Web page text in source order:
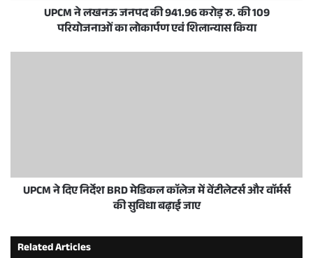
UPCM ने लखनऊ जनपद की 941.96 करोड़ रु. की 109
परियोजनाओं का लोकार्पण एवं शिलान्यास किया
UPCM ने दिए निर्देश BRD मेडिकल काॅलेज में वेंटीलेटर्स और वाॅर्मर्स
की सुविधा बढ़ाई जाए
Related Articles